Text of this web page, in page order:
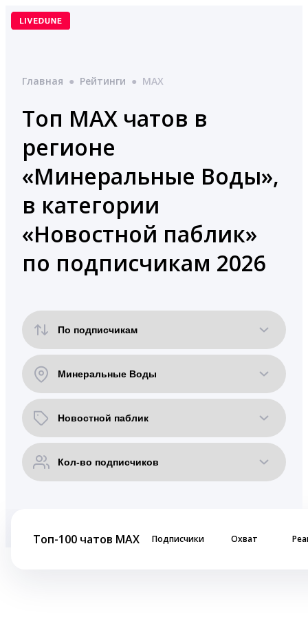
Перейти
Главная ● Рейтинги ● MAX
Топ MAX чатов в
регионе
«Минеральные Воды»,
в категории
«Новостной паблик»
по подписчикам 2026
Топ-100 чатов MAX Подписчики Охват